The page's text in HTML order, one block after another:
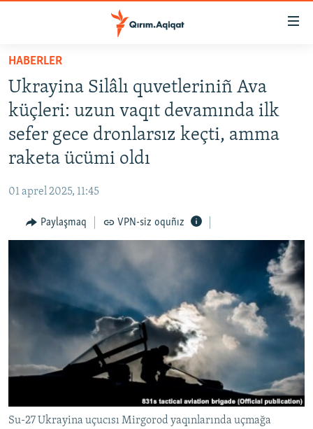
Esas
qaytmaq
Baş
navigatsiyağa
qaytmaq
Qıdıruvğa
HABERLER
SİYASET
İQTİSADİYAT
CEMİYET
İNSAN AQLARI
VİDEO
Русский
Українською
HABERLER
Ukrayina Silâlı quvetleriniñ Ava
küçleri: uzun vaqıt devamında ilk
sefer gece dronlarsız keçti, amma
raketa ücümi oldı
01 aprel 2025, 11:45
Paylaşmaq VPN-siz oquñız
Su-27 Ukrayina uçucısı Mirgorod yaqınlarında uçmağa